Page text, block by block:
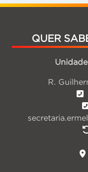
QUER
R.